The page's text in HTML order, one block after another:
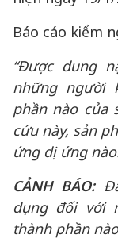
Báo cáo kiểm
“Được dung
những người
phần nào của
cứu này, sản
ứng dị ứng
CẢNH BÁO:
dụng đối với
thành phần